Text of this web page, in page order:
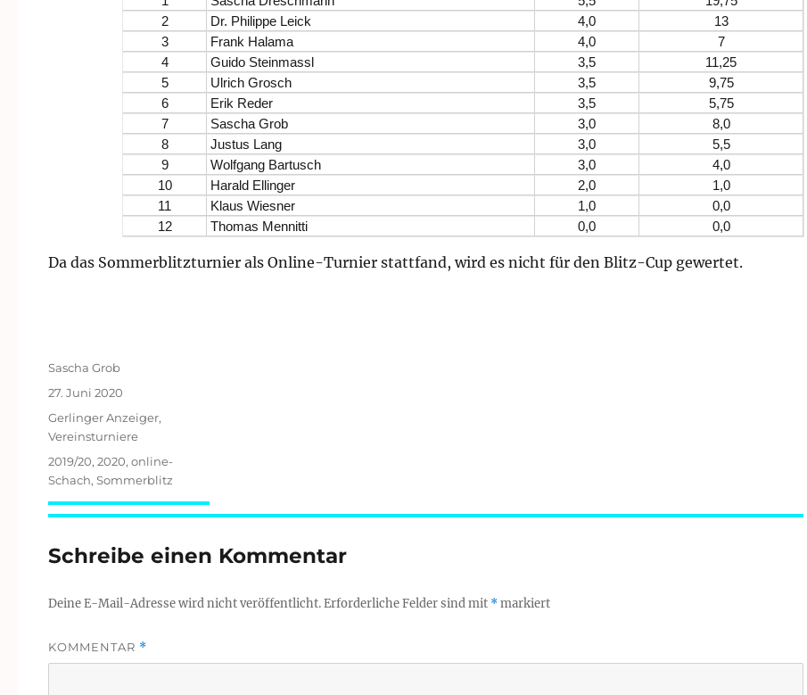
2
Dr. Philippe Leick 4,0
13
3
Frank Halama 4,0
7
4
Guido Steinmassl 3,5
11,25
5
Ulrich Grosch 3,5
9,75
6
Erik Reder 3,5
5,75
7
Sascha Grob 3,0
8,0
8
Justus Lang 3,0
5,5
9
Wolfgang Bartusch 3,0
4,0
10
Harald Ellinger 2,0
1,0
11
Klaus Wiesner 1,0
0,0
12
Thomas Mennitti 0,0 0,0
Da das Sommerblitzturnier als Online-Turnier stattfand, wird es nicht für den Blitz-Cup gewertet.
Autor
Sascha Grob
Veröffentlicht
am
27. Juni 2020
Kategorien
Gerlinger Anzeiger,
Vereinsturniere
Schlagwörter
2019/20, 2020, online-
Schach, Sommerblitz
Schreibe einen Kommentar
Deine E-Mail-Adresse wird nicht veröffentlicht. Erforderliche Felder sind mit *markiert
KOMMENTAR *